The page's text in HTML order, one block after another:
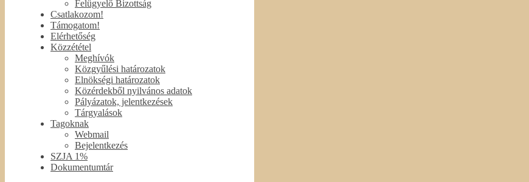
Felügyelő Bizottság
Csatlakozom!
Támogatom!
Elérhetőség
Közzététel
Meghívók
Közgyűlési határozatok
Elnökségi határozatok
Közérdekből nyilvános adatok
Pályázatok, jelentkezések
Tárgyalások
Tagoknak
Webmail
Bejelentkezés
SZJA 1%
Dokumentumtár